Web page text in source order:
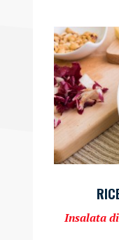
Insalata